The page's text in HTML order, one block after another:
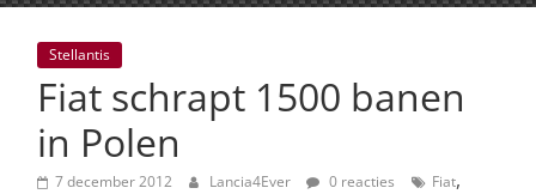
Gazetta
dell'Automobile
Italiana
Italiaans
autonieuws
Stellantis
Fiat schrapt 1500 banen
in Polen
7 december 2012 Lancia4Ever 0 reacties Fiat,